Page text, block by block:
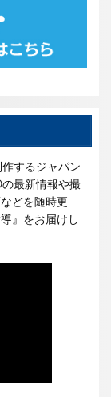
するジャパン
最新情報や撮
どを随時更
』をお届けし